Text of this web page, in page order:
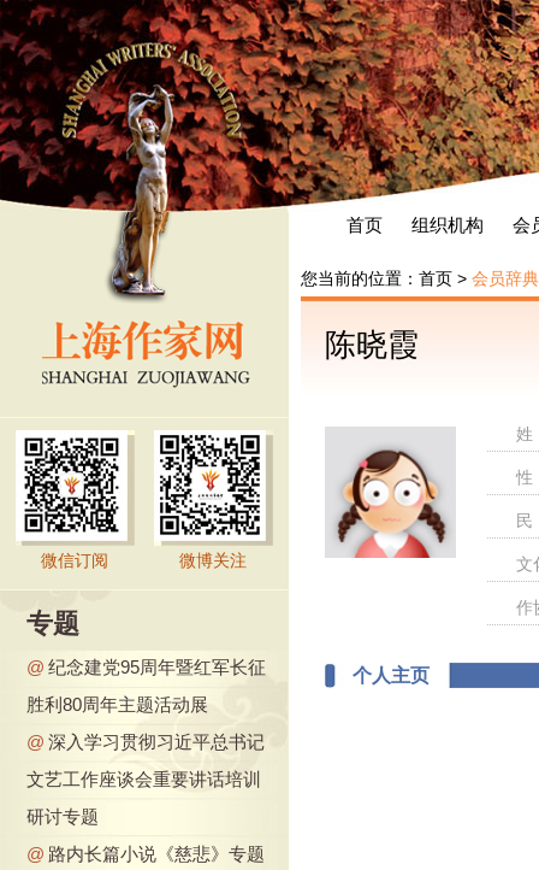
首页 组织机构 会
微信订阅 微博关注
专题
@ 纪念建党95周年暨红军长征
胜利80周年主题活动展
@ 深入学习贯彻习近平总书记
文艺工作座谈会重要讲话培训
研讨专题
@ 路内长篇小说《慈悲》专题
您当前的位置： 首页 > 会员辞典
陈晓霞
文
作
个人主页